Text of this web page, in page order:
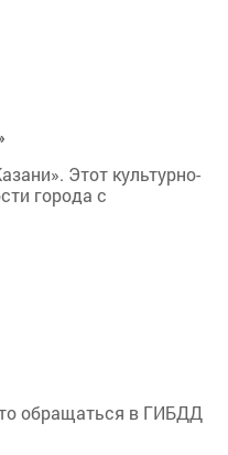
Этот культурно-
города с
обращаться в ГИБДД